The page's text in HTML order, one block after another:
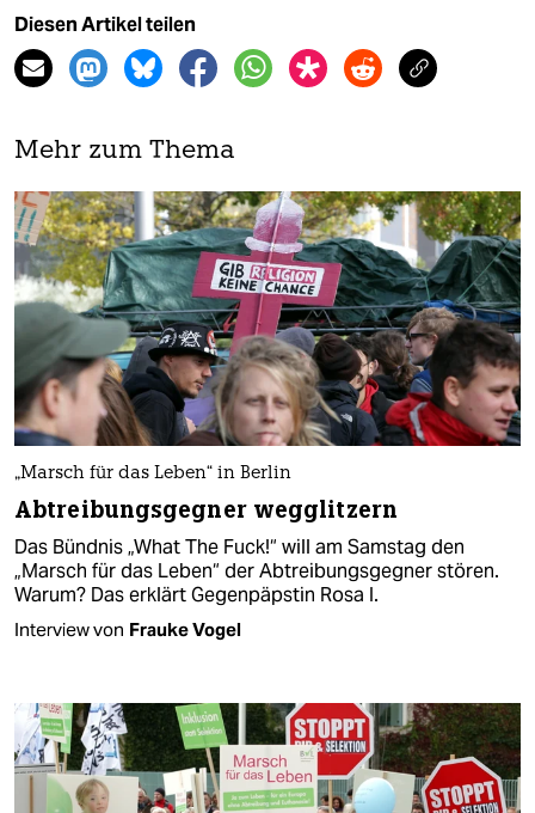
Diesen Artikel teilen
Mehr zum Thema
„Marsch für das Leben“ in Berlin
Abtreibungsgegner wegglitzern
Das Bündnis „What The Fuck!“ will am Samstag den
„Marsch für das Leben“ der Abtreibungsgegner stören.
Warum? Das erklärt Gegenpäpstin Rosa I.
Interview von Frauke Vogel